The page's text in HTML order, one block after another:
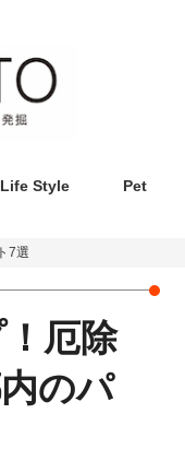
Life Style Pet
7選
！厄除
のパ